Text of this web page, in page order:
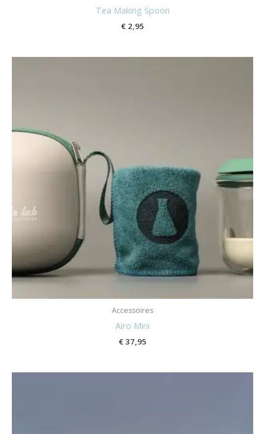
Tea Making Spoon
€ 2,95
Accessoires
Airo Mini
€ 37,95